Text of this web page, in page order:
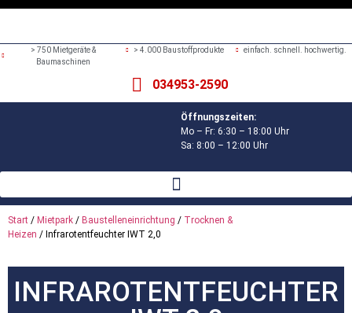
> 750 Mietgeräte &
Baumaschinen
> 4.000 Baustoffprodukte einfach. schnell. hochwertig.
034953-2590
Öffnungszeiten:
Mo – Fr: 6:30 – 18:00 Uhr
Sa: 8:00 – 12:00 Uhr
Start / Mietpark / Baustelleneinrichtung / Trocknen &
Heizen / Infrarotentfeuchter IWT 2,0
INFRAROTENTFEUCHTER